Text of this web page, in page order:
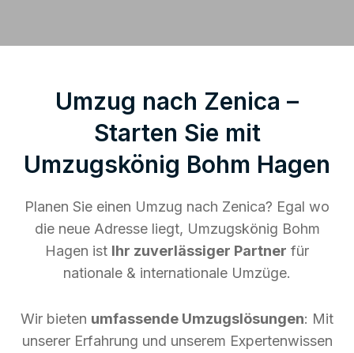
Umzug nach Zenica –
Starten Sie mit
Umzugskönig Bohm Hagen
Planen Sie einen Umzug nach Zenica? Egal wo
die neue Adresse liegt, Umzugskönig Bohm
Hagen ist Ihr zuverlässiger Partner für
nationale & internationale Umzüge.
Wir bieten umfassende Umzugslösungen: Mit
unserer Erfahrung und unserem Expertenwissen